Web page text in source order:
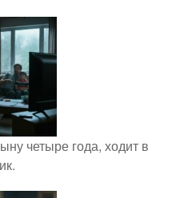
четыре года, ходит в